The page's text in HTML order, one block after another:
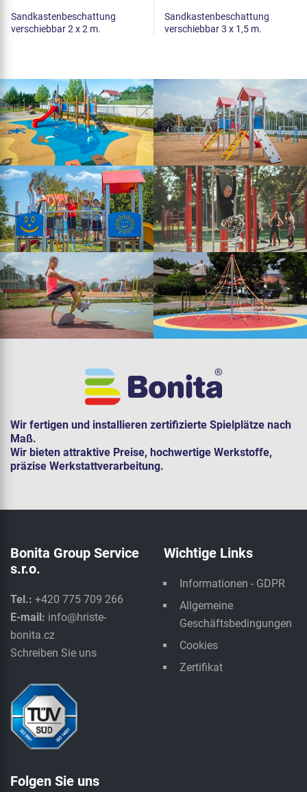
Sandkastenbeschattung
verschiebbar 2 x 2 m.
Sandkastenbeschattung
verschiebbar 3 x 1,5 m.
Wir fertigen und installieren zertifizierte Spielplätze nach
Maß.
Wir bieten attraktive Preise, hochwertige Werkstoffe,
präzise Werkstattverarbeitung.
Bonita Group Service
s.r.o.
Tel.: +420 775 709 266
E-mail: info@hriste-
bonita.cz
Schreiben Sie uns
Wichtige Links
Informationen - GDPR
Allgemeine
Geschäftsbedingungen
Cookies
Zertifikat
Folgen Sie uns